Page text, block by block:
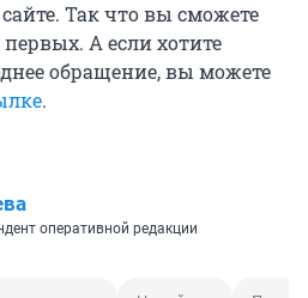
Так что вы сможете
А если хотите
обращение, вы можете
.
оперативной редакции